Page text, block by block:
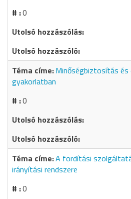
0
Minőségbiztosítás és
gyakorlatban
0
A fordítási
irányítási rendszere
0